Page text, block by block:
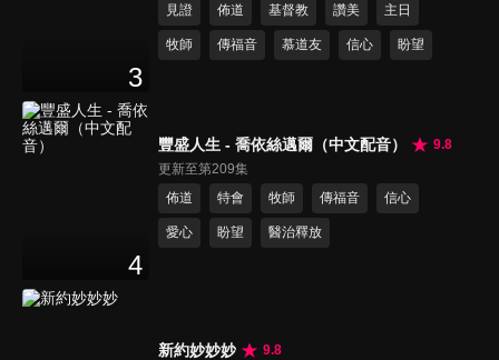
3
見證
佈道 基督教 讚美 主日
牧師 傳福音 慕道友 信心 盼望
4
豐盛人生 - 喬依絲邁爾（中文配音）
9.8
更新至第209集
佈道
特會 牧師 傳福音 信心
愛心 盼望 醫治釋放
新約妙妙妙
9.8